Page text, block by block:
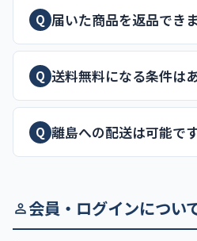
Q 届いた商品を返品でき
Q 送料無料になる条件は
Q 離島への配送は可能で
会員・ログインについ